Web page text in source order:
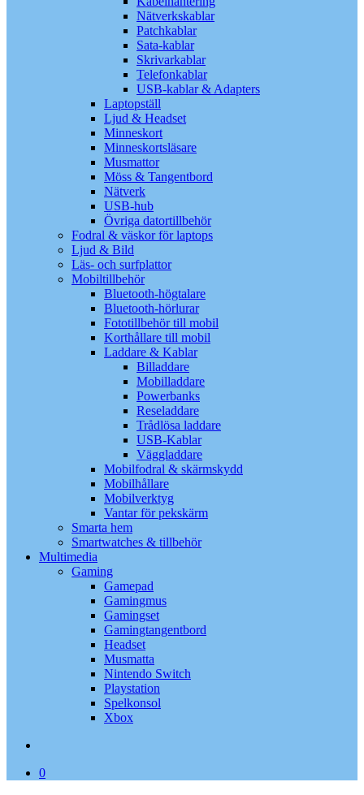
Nätverkskablar
Patchkablar
Sata-kablar
Skrivarkablar
Telefonkablar
USB-kablar & Adapters
Laptopställ
Ljud & Headset
Minneskort
Minneskortsläsare
Musmattor
Möss & Tangentbord
Nätverk
USB-hub
Övriga datortillbehör
Fodral & väskor för laptops
Ljud & Bild
Läs- och surfplattor
Mobiltillbehör
Bluetooth-högtalare
Bluetooth-hörlurar
Fototillbehör till mobil
Korthållare till mobil
Laddare & Kablar
Billaddare
Mobilladdare
Powerbanks
Reseladdare
Trådlösa laddare
USB-Kablar
Väggladdare
Mobilfodral & skärmskydd
Mobilhållare
Mobilverktyg
Vantar för pekskärm
Smarta hem
Smartwatches & tillbehör
Multimedia
Gaming
Gamepad
Gamingmus
Gamingset
Gamingtangentbord
Headset
Musmatta
Nintendo Switch
Playstation
Spelkonsol
Xbox
0